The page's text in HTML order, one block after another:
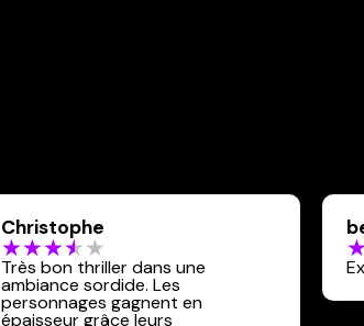
Christophe
Très bon thriller dans une
ambiance sordide. Les
personnages gagnent en
épaisseur grâce leurs